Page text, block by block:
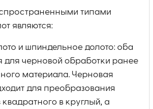
типами
являются:
и шпиндельное долото: оба
для черновой обработки ранее
материала. Черновая
для преобразования
в круглый, а